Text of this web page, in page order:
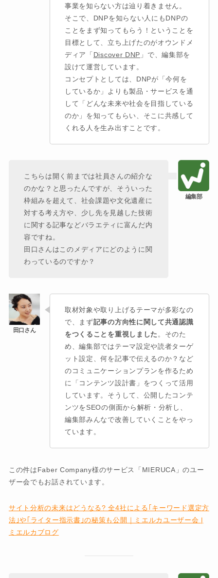
事業を知らない方は辿り着きません。
そこで、DNPを知らない人にもDNPの
ことをまず知ってもらう！ということを
目標として、立ち上げたのがオウンドメ
ディア「Discover DNP 」で、編集部を
設けて運営しています。
コンセプトとしては、DNPが「今何を
しているか」よりも製品・サービスを通
して「どんな未来や社会を目指している
のか」を知ってもらい、そこに共感して
くれる人を生み出すことです。
こちらは開く前までは社員さんの紹介な
のかな？と思ったんですが、そういった
枠組みを超えて、社会課題や文化遺産に
対する考え方や、少し先を見越した技術
に関する記事などバラエティに富んだ内
容ですね。
田口さんはこのメディアにどのように関
わっているのですか？
取材対象や取り上げるテーマが多彩なの
で、まず記事の方向性に関して共通認識
をつくることを重視しました 。そのた
め、編集部ではテーマ設定や読者ターゲ
ット設定、何を記事で伝えるのか？など
のコミュニケーションプランを作るため
に「コンテンツ設計書」をつくって活用
しています。そうして、公開したコンテ
ンツをSEOの側面から解析・分析し、
編集部みんなで改善していくことをやっ
ています。
この件はFaber Company様のサービス「MIERUCA」のユー
ザー会でもお話されています。
サイト分析の未来はどうなる? 全4社による｢キーワード選定方
法｣や｢ライター指示書｣の秘策も公開｜ミエルカユーザー会 |
ミエルカブログ